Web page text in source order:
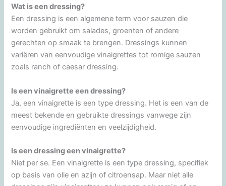
Wat is een dressing?
Een dressing is een algemene term voor sauzen die
worden gebruikt om salades, groenten of andere
gerechten op smaak te brengen. Dressings kunnen
variëren van eenvoudige vinaigrettes tot romige sauzen
zoals ranch of caesar dressing.
Is een vinaigrette een dressing?
Ja, een vinaigrette is een type dressing. Het is een van de
meest bekende en gebruikte dressings vanwege zijn
eenvoudige ingrediënten en veelzijdigheid.
Is een dressing een vinaigrette?
Niet per se. Een vinaigrette is een type dressing, specifiek
op basis van olie en azijn of citroensap. Maar niet alle